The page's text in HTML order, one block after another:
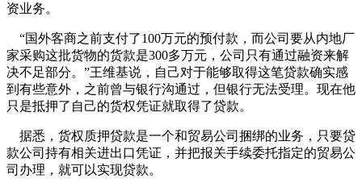
资业务。
“国外客商之前支付了100万元的预付款，而公司要从内地厂
家采购这批货物的货款是300多万元，公司只有通过融资来解
决不足部分。”王维基说，自己对于能够取得这笔贷款确实感
到有些意外，之前曾与银行沟通过，但银行无法受理。现在他
只是抵押了自己的货权凭证就取得了贷款。
据悉，货权质押贷款是一个和贸易公司捆绑的业务，只要贷
款公司持有相关进出口凭证，并把报关手续委托指定的贸易公
司办理，就可以实现贷款。